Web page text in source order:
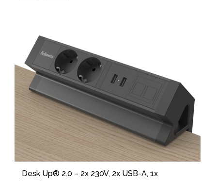
Desk Up® 2.0 – 2x 230V, 2x USB-A, 1x